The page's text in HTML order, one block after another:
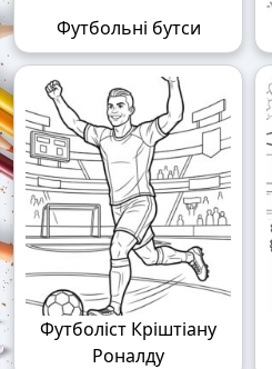
Футбольні бутси
Футболіст Кріштіану
Роналду